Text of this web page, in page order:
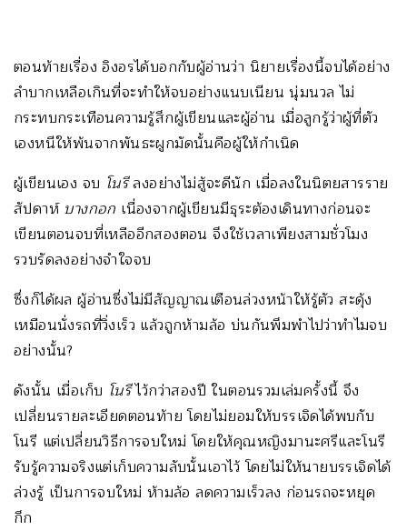
ตอนท้ายเรื่อง อิงอรได้บอกกับผู้อ่านว่า นิยายเรื่องนี้จบได้อย่าง
ลำบากเหลือเกินที่จะทำให้จบอย่างแนบเนียน นุ่มนวล ไม่
กระทบกระเทือนความรู้สึกผู้เขียนและผู้อ่าน เมื่อลูกรู้ว่าผู้ที่ตัว
เองหนีให้พ้นจากพันธะผูกมัดนั้นคือผู้ให้กำเนิด
ผู้เขียนเอง จบ โนรีลงอย่างไม่สู้จะดีนัก เมื่อลงในนิตยสารราย
สัปดาห์บางกอก เนื่องจากผู้เขียนมีธุระต้องเดินทางก่อนจะ
เขียนตอนจบที่เหลืออีกสองตอน จึงใช้เวลาเพียงสามชั่วโมง
รวบรัดลงอย่างจำใจจบ
ซึ่งก็ได้ผล ผู้อ่านซึ่งไม่มีสัญญาณเตือนล่วงหน้าให้รู้ตัว สะดุ้ง
เหมือนนั่งรถที่วิ่งเร็ว แล้วถูกห้ามล้อ บ่นกันพึมพำไปว่าทำไมจบ
อย่างนั้น?
ดังนั้น เมื่อเก็บ โนรีไว้กว่าสองปี ในตอนรวมเล่มครั้งนี้ จึง
เปลี่ยนรายละเอียดตอนท้าย โดยไม่ยอมให้บรรเจิดได้พบกับ
โนรี แต่เปลี่ยนวิธีการจบใหม่ โดยให้คุณหญิงมานะศรีและโนรี
รับรู้ความจริงแต่เก็บความลับนั้นเอาไว้ โดยไม่ให้นายบรรเจิดได้
ล่วงรู้ เป็นการจบใหม่ ห้ามล้อ ลดความเร็วลง ก่อนรถจะหยุด
กึก